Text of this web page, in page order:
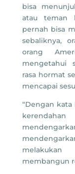
bisa
atau teman
pernah bisa
sebaliknya,
orang
mengetahui
rasa hormat
mencapai
“Dengan
membangun